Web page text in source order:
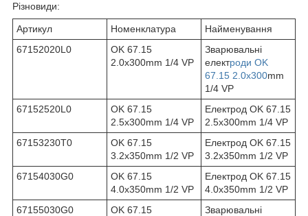
Різновиди:
Артикул Номенклатура
Найменування
67152020L0
OK 67.15
2.0x300mm 1/4 VP
Зварювальні
електроди OK
67.15 2.0x300mm
1/4 VP
67152520L0
OK 67.15
2.5x300mm 1/4 VP
Електрод OK 67.15
2.5x300mm 1/4 VP
67153230T0
OK 67.15
3.2x350mm 1/2 VP
Електрод OK 67.15
3.2x350mm 1/2 VP
67154030G0
OK 67.15
4.0x350mm 1/2 VP
Електрод OK 67.15
4.0x350mm 1/2 VP
67155030G0
OK 67.15
Зварювальні